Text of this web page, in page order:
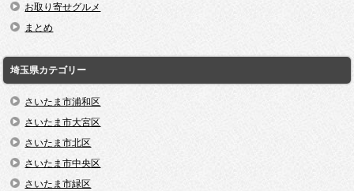
お取り寄せグルメ
まとめ
埼玉県カテゴリー
さいたま市浦和区
さいたま市大宮区
さいたま市北区
さいたま市中央区
さいたま市緑区